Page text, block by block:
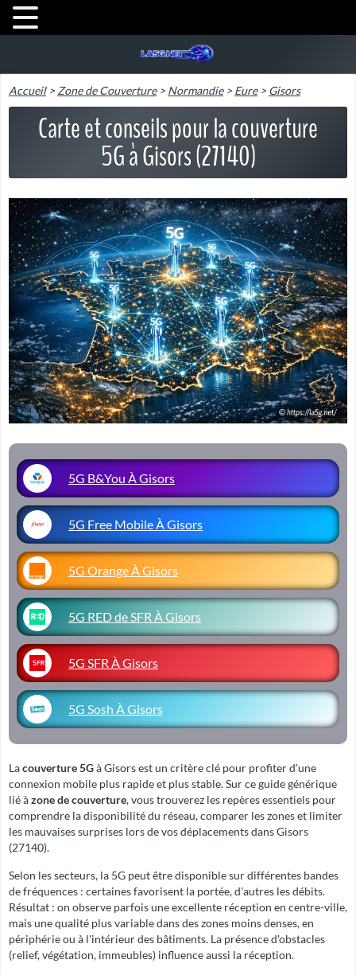
Accueil>Zone de Couverture>Normandie>Eure>Gisors
Carte et conseils pour la couverture
5G à Gisors (27140)
5G B&You À Gisors
5G Free Mobile À Gisors
5G Orange À Gisors
5G RED de SFR À Gisors
5G SFR À Gisors
5G Sosh À Gisors
Lacouverture 5Gà Gisors est un critère clé pour profiter d'une
connexion mobile plus rapide et plus stable. Sur ce guide générique
lié àzone de couverture, vous trouverez les repères essentiels pour
comprendre la disponibilité du réseau, comparer les zones et limiter
les mauvaises surprises lors de vos déplacements dans Gisors
(27140).
Selon les secteurs, la 5G peut être disponible sur différentes bandes
de fréquences : certaines favorisent la portée, d'autres les débits.
Résultat : on observe parfois une excellente réception en centre-ville,
mais une qualité plus variable dans des zones moins denses, en
périphérie ou à l'intérieur des bâtiments. La présence d'obstacles
(relief, végétation, immeubles) influence aussi la réception.